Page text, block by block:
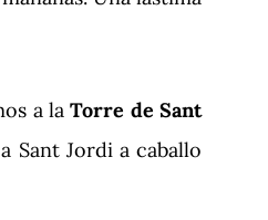
a laTorre de Sant
Sant Jordi a caballo